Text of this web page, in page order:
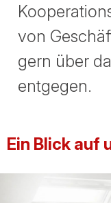
von
gern über
entgegen.
Ein Blick auf